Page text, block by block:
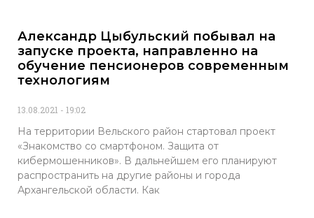
Александр Цыбульский побывал на
запуске проекта, направленно на
обучение пенсионеров современным
технологиям
13.08.2021 19:02
На территории Вельского район стартовал проект
«Знакомство со смартфоном. Защита от
кибермошенников». В дальнейшем его планируют
распространить на другие районы и города
Архангельской области. Как